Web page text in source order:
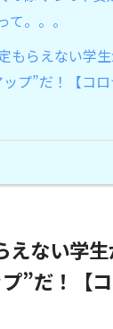
て。。。
もらえない学
プ”だ！【コ
えない学
”だ！【